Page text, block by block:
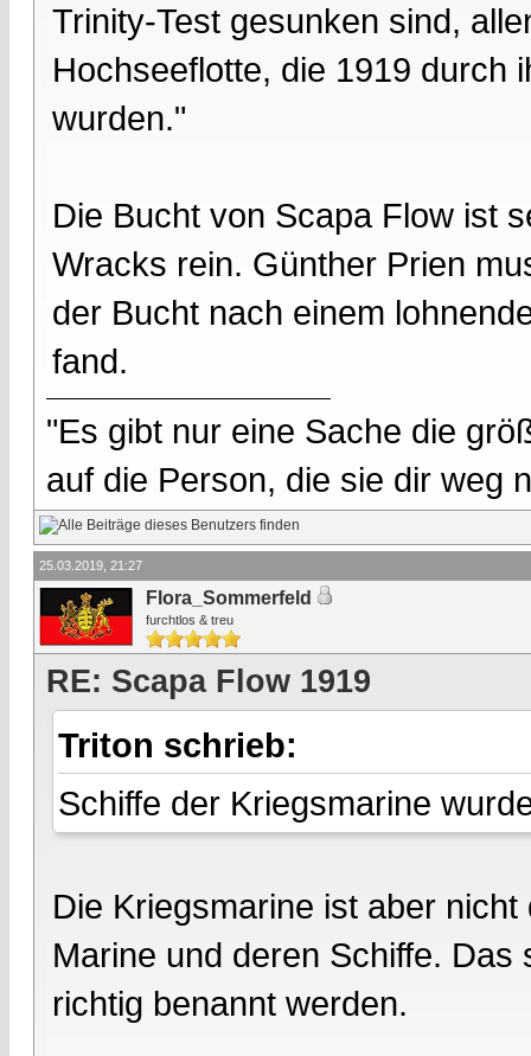
Trinity-Test gesunken sind,
Hochseeflotte, die 1919 durch
wurden."
Die Bucht von Scapa Flow ist
Wracks rein. Günther Prien
der Bucht nach einem
fand.
"Es gibt nur eine Sache die
auf die Person, die sie dir weg
25.03.2019, 21:27
Flora_Sommerfeld
furchtlos & treu
RE: Scapa Flow 1919
Triton schrieb:
Schiffe der Kriegsmarine
Die Kriegsmarine ist aber
Marine und deren Schiffe.
richtig benannt werden.